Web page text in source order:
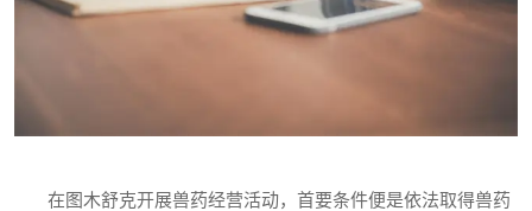
在图木舒克开展兽药经营活动，首要条件便是依法取得兽药